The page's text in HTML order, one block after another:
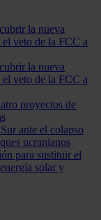
la nueva
veto de la FCC a
la nueva
veto de la FCC a
proyectos de
ante el colapso
ucranianos
para sustituir el
solar y